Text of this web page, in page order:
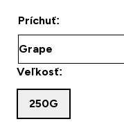
Príchuť:
Veľkosť:
250G